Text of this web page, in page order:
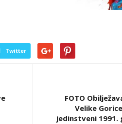
Twitter
FOTO
Velike
jedinstveni 1991.